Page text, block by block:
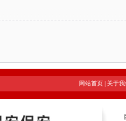
网站首页| 关于我